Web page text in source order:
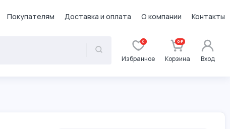
Покупателям Доставка и оплата О компании Контакты
0
Избранное
0 ₽
Корзина Вход